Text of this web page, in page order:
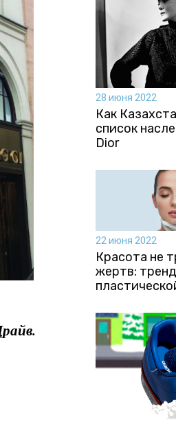
28 июня 2022
Как
список
Dior
22 июня 2022
Красота не
жертв: